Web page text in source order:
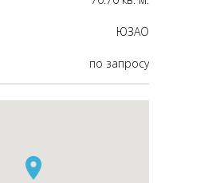
ЮЗАО
по запросу